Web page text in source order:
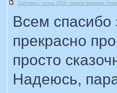
Zнятовка / осень 2010, памяти Валерия
Всем
прекрасно
просто
Надеюсь,